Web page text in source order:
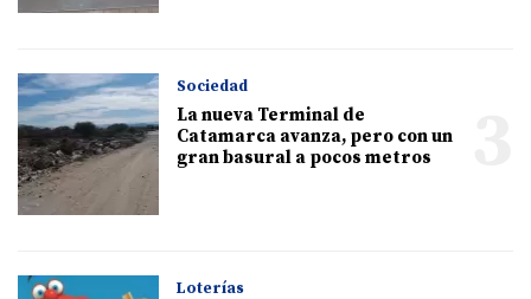
Sociedad
La nueva Terminal de
Catamarca avanza, pero con un
gran basural a pocos metros
Loterías